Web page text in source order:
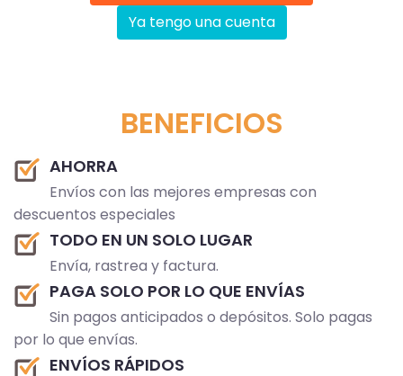
Ya tengo una cuenta
BENEFICIOS
AHORRA
Envíos con las mejores empresas con
descuentos especiales
TODO EN UN SOLO LUGAR
Envía, rastrea y factura.
PAGA SOLO POR LO QUE ENVÍAS
Sin pagos anticipados o depósitos. Solo pagas
por lo que envías.
ENVÍOS RÁPIDOS